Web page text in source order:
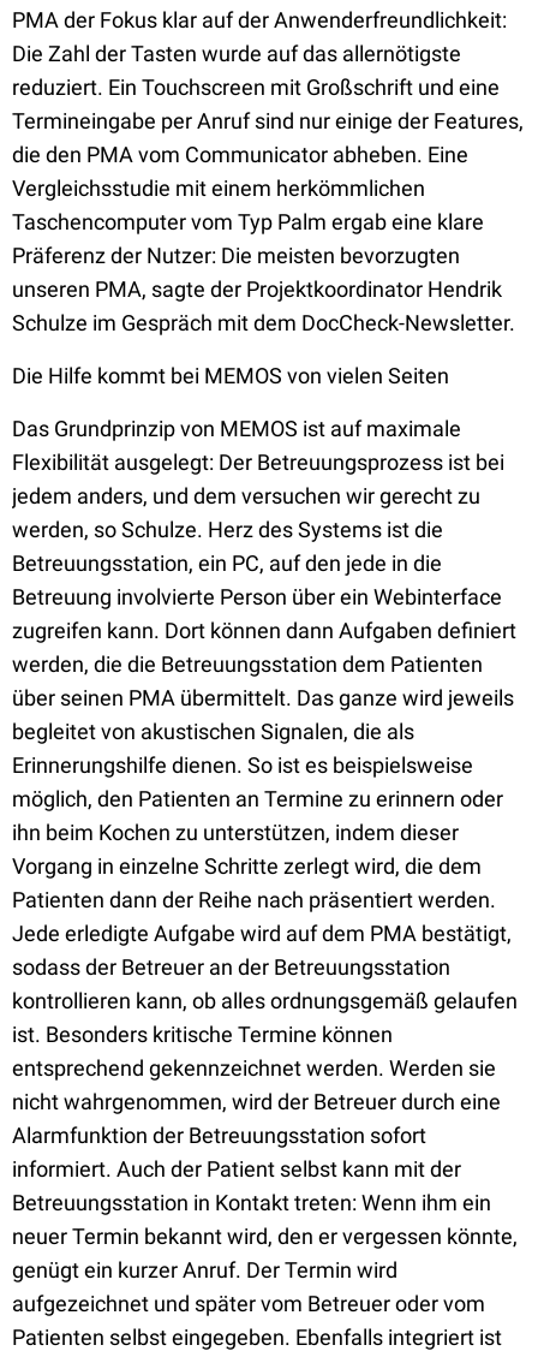
PMA der Fokus klar auf der Anwenderfreundlichkeit:
Die Zahl der Tasten wurde auf das allernötigste
reduziert. Ein Touchscreen mit Großschrift und eine
Termineingabe per Anruf sind nur einige der Features,
die den PMA vom Communicator abheben. Eine
Vergleichsstudie mit einem herkömmlichen
Taschencomputer vom Typ Palm ergab eine klare
Präferenz der Nutzer: Die meisten bevorzugten
unseren PMA, sagte der Projektkoordinator Hendrik
Schulze im Gespräch mit dem DocCheck-Newsletter.
Die Hilfe kommt bei MEMOS von vielen Seiten
Das Grundprinzip von MEMOS ist auf maximale
Flexibilität ausgelegt: Der Betreuungsprozess ist bei
jedem anders, und dem versuchen wir gerecht zu
werden, so Schulze. Herz des Systems ist die
Betreuungsstation, ein PC, auf den jede in die
Betreuung involvierte Person über ein Webinterface
zugreifen kann. Dort können dann Aufgaben definiert
werden, die die Betreuungsstation dem Patienten
über seinen PMA übermittelt. Das ganze wird jeweils
begleitet von akustischen Signalen, die als
Erinnerungshilfe dienen. So ist es beispielsweise
möglich, den Patienten an Termine zu erinnern oder
ihn beim Kochen zu unterstützen, indem dieser
Vorgang in einzelne Schritte zerlegt wird, die dem
Patienten dann der Reihe nach präsentiert werden.
Jede erledigte Aufgabe wird auf dem PMA bestätigt,
sodass der Betreuer an der Betreuungsstation
kontrollieren kann, ob alles ordnungsgemäß gelaufen
ist. Besonders kritische Termine können
entsprechend gekennzeichnet werden. Werden sie
nicht wahrgenommen, wird der Betreuer durch eine
Alarmfunktion der Betreuungsstation sofort
informiert. Auch der Patient selbst kann mit der
Betreuungsstation in Kontakt treten: Wenn ihm ein
neuer Termin bekannt wird, den er vergessen könnte,
genügt ein kurzer Anruf. Der Termin wird
aufgezeichnet und später vom Betreuer oder vom
Patienten selbst eingegeben. Ebenfalls integriert ist